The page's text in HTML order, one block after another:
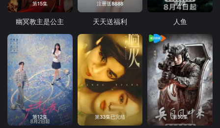
第15集
幽冥教主是公主
注册送8888
天天送福利
第6集
人鱼
第12集 第33集已完结 第30集